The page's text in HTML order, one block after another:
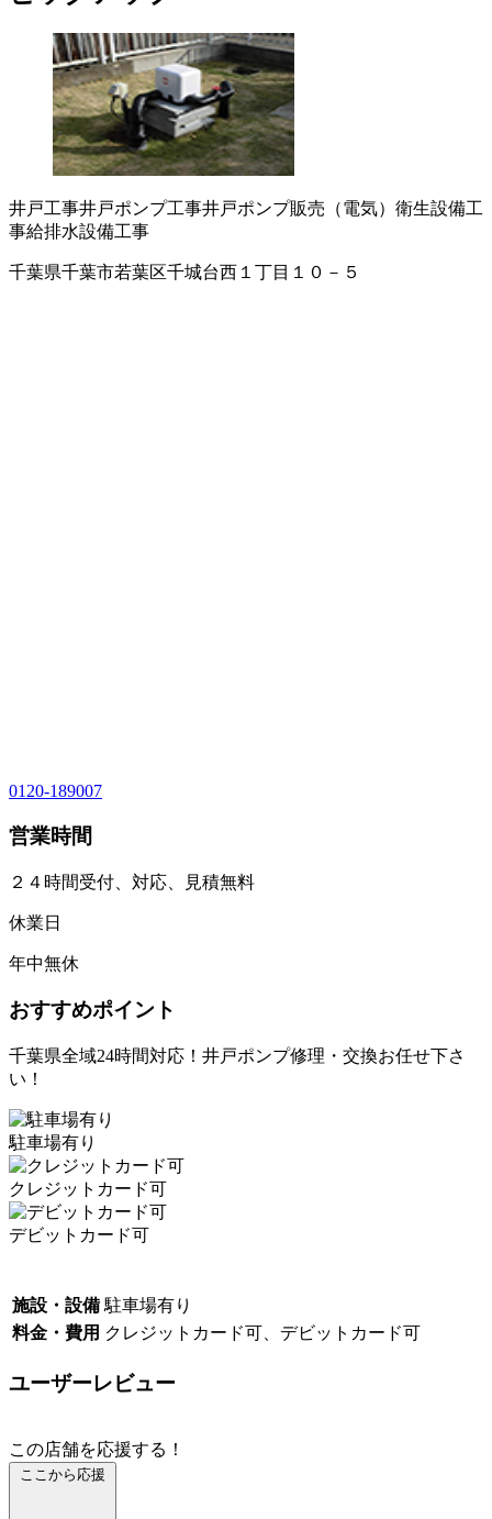
井戸工事井戸ポンプ工事井戸ポンプ販売（電気） 衛生設備工
事給排水設備工事
千葉県千葉市若葉区千城台西１丁目１０－５
0120-189007
営業時間
２４時間受付、対応、見積無料
休業日
年中無休
おすすめポイント
千葉県全域24時間対応！井戸ポンプ修理・交換お任せ下さ
い！
駐車場有り
クレジットカード可
デビットカード可
施設・設備 駐車場有り
料金・費用 クレジットカード可、デビットカード可
ユーザーレビュー
この店舗を応援する！
ここから応援